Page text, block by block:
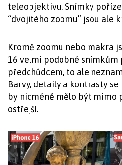
teleobjektivu. Snímky
“dvojitého zoomu” jsou ale
Kromě zoomu nebo makra
16 velmi podobné snímkům
předchůdcem, to ale
Barvy, detaily a kontrasty
by nicméně mělo být mimo
ostřejší.